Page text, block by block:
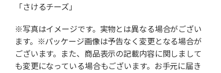
「さけるチーズ」
※写真はイメージです。実物とは異なる場合がござい
ます。※パッケージ画像は予告なく変更となる場合が
ございます。また、商品表示の記載内容に関しまして
も変更になっている場合もございます。お手元に届き